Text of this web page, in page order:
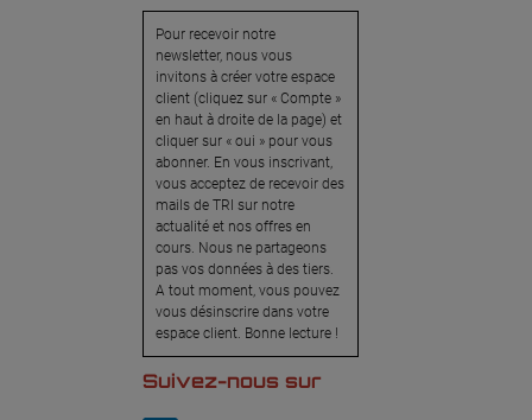
Pour recevoir notre
newsletter, nous vous
invitons à créer votre espace
client (cliquez sur « Compte »
en haut à droite de la page) et
cliquer sur « oui » pour vous
abonner. En vous inscrivant,
vous acceptez de recevoir des
mails de TRI sur notre
actualité et nos offres en
cours. Nous ne partageons
pas vos données à des tiers.
A tout moment, vous pouvez
vous désinscrire dans votre
espace client. Bonne lecture !
Suivez-nous sur